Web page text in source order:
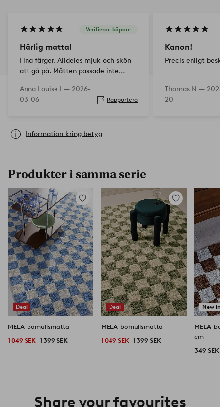
Verifierad köpare
Härlig matta!
Fina färger. Alldeles mjuk och skön
att gå på. Måtten passade inte
mjuk så man kan vika in kanterna.
Supernöjd!
Anna Louise I — 2026-
03-06
Rapportera
Kanon!
Precis enligt
Thomas N —
20
Information kring betyg
Produkter i samma serie
Deal
Lägg
till
i
favoriter
MELA bomullsmatta
1 049 SEK 1 399 SEK
Deal
Lägg
till
i
favoriter
MELA bomullsmatta
1 049 SEK 1 399 SEK
New
MELA
cm
349 SEK
Share your favourites